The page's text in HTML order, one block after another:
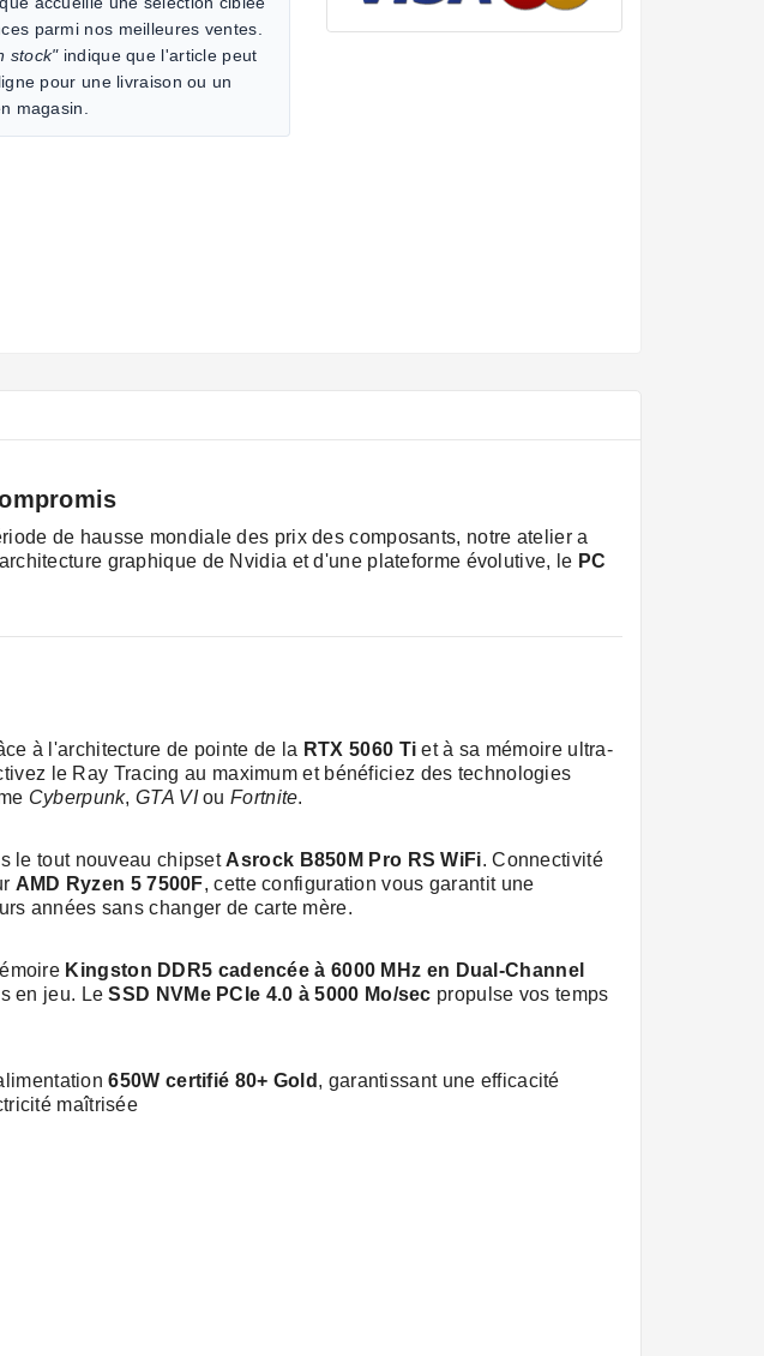
parmi nos meilleures ventes.
stock"indique que l'article peut
pour une livraison ou un
magasin.
de hausse mondiale des prix des composants, notre atelier a
graphique de Nvidia et d'une plateforme évolutive, le PC
à l'architecture de pointe de la RTX 5060 Ti et à sa mémoire ultra-
le Ray Tracing au maximum et bénéficiez des technologies
Cyberpunk,GTA VIouFortnite.
le tout nouveau chipset Asrock B850M Pro RS WiFi. Connectivité
AMD Ryzen 5 7500F, cette configuration vous garantit une
années sans changer de carte mère.
Kingston DDR5 cadencée à 6000 MHz en Dual-Channel
en jeu. LeSSD NVMe PCIe 4.0 à 5000 Mo/sec propulse vos temps
650W certifié 80+ Gold , garantissant une efficacité
maîtrisée